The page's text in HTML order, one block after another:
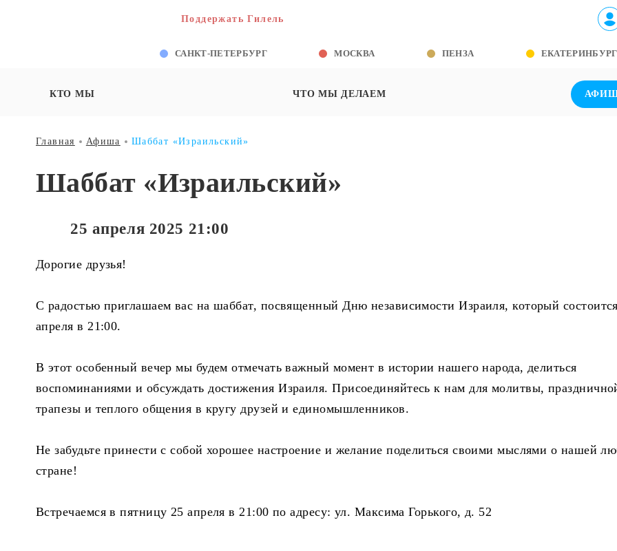
Поддержать Гилель
САНКТ-ПЕТЕРБУРГ МОСКВА ПЕНЗА ЕКАТЕРИНБУРГ
КТО МЫ ЧТО МЫ ДЕЛАЕМ
Главная Афиша Шаббат «Израильский»
Шаббат «Израильский»
25 апреля 2025 21:00
Дорогие друзья!
С радостью приглашаем вас на шаббат, посвященный Дню независимости Израиля, который
апреля в 21:00.
В этот особенный вечер мы будем отмечать важный момент в истории нашего народа, делиться
воспоминаниями и обсуждать достижения Израиля. Присоединяйтесь к нам для молитвы,
трапезы и теплого общения в кругу друзей и единомышленников.
Не забудьте принести с собой хорошее настроение и желание поделиться своими мыслями о нашей
стране!
Встречаемся в пятницу 25 апреля в 21:00 по адресу: ул. Максима Горького, д. 52